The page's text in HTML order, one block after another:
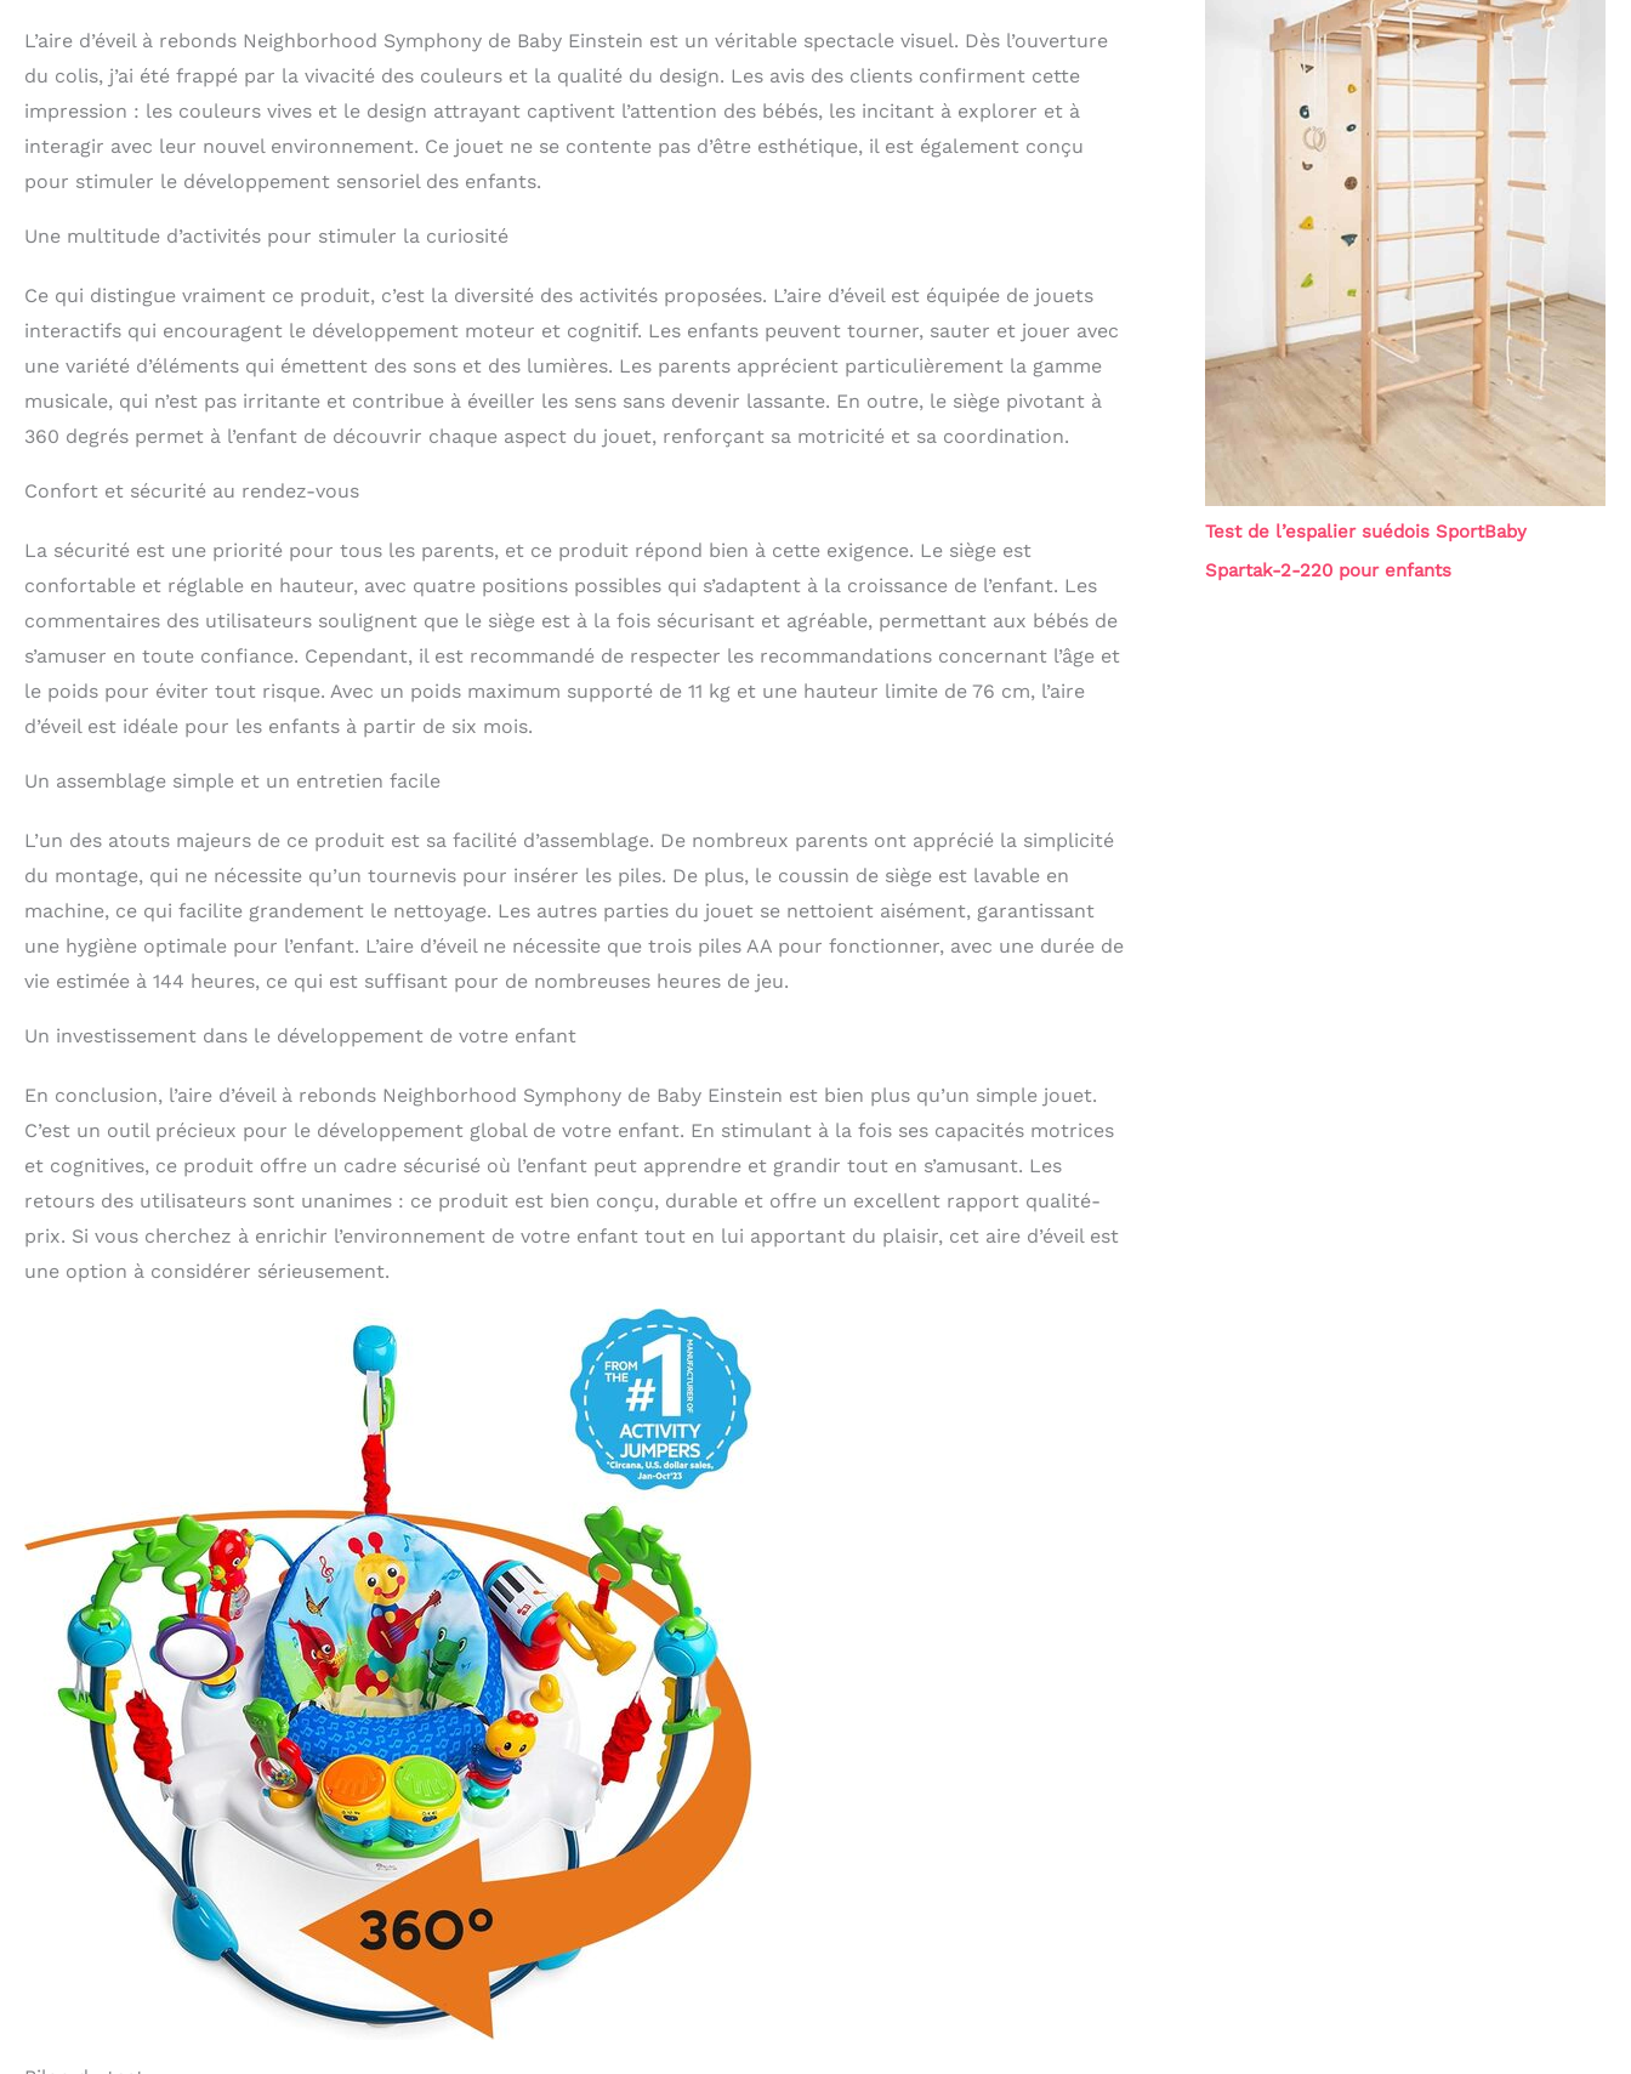
L’aire d’éveil à rebonds Neighborhood Symphony de Baby Einstein est un véritable spectacle visuel. Dès l’ouverture
du colis, j’ai été frappé par la vivacité des couleurs et la qualité du design. Les avis des clients confirment cette
impression : les couleurs vives et le design attrayant captivent l’attention des bébés, les incitant à explorer et à
interagir avec leur nouvel environnement. Ce jouet ne se contente pas d’être esthétique, il est également conçu
pour stimuler le développement sensoriel des enfants.
Une multitude d’activités pour stimuler la curiosité
Ce qui distingue vraiment ce produit, c’est la diversité des activités proposées. L’aire d’éveil est équipée de jouets
interactifs qui encouragent le développement moteur et cognitif. Les enfants peuvent tourner, sauter et jouer avec
une variété d’éléments qui émettent des sons et des lumières. Les parents apprécient particulièrement la gamme
musicale, qui n’est pas irritante et contribue à éveiller les sens sans devenir lassante. En outre, le siège pivotant à
360 degrés permet à l’enfant de découvrir chaque aspect du jouet, renforçant sa motricité et sa coordination.
Confort et sécurité au rendez-vous
La sécurité est une priorité pour tous les parents, et ce produit répond bien à cette exigence. Le siège est
confortable et réglable en hauteur, avec quatre positions possibles qui s’adaptent à la croissance de l’enfant. Les
commentaires des utilisateurs soulignent que le siège est à la fois sécurisant et agréable, permettant aux bébés de
s’amuser en toute confiance. Cependant, il est recommandé de respecter les recommandations concernant l’âge et
le poids pour éviter tout risque. Avec un poids maximum supporté de 11 kg et une hauteur limite de 76 cm, l’aire
d’éveil est idéale pour les enfants à partir de six mois.
Un assemblage simple et un entretien facile
L’un des atouts majeurs de ce produit est sa facilité d’assemblage. De nombreux parents ont apprécié la simplicité
du montage, qui ne nécessite qu’un tournevis pour insérer les piles. De plus, le coussin de siège est lavable en
machine, ce qui facilite grandement le nettoyage. Les autres parties du jouet se nettoient aisément, garantissant
une hygiène optimale pour l’enfant. L’aire d’éveil ne nécessite que trois piles AA pour fonctionner, avec une durée de
vie estimée à 144 heures, ce qui est suffisant pour de nombreuses heures de jeu.
Un investissement dans le développement de votre enfant
En conclusion, l’aire d’éveil à rebonds Neighborhood Symphony de Baby Einstein est bien plus qu’un simple jouet.
C’est un outil précieux pour le développement global de votre enfant. En stimulant à la fois ses capacités motrices
et cognitives, ce produit offre un cadre sécurisé où l’enfant peut apprendre et grandir tout en s’amusant. Les
retours des utilisateurs sont unanimes : ce produit est bien conçu, durable et offre un excellent rapport qualité-
prix. Si vous cherchez à enrichir l’environnement de votre enfant tout en lui apportant du plaisir, cet aire d’éveil est
une option à considérer sérieusement.
Test de l’espalier suédois SportBaby
Spartak-2-220 pour enfants